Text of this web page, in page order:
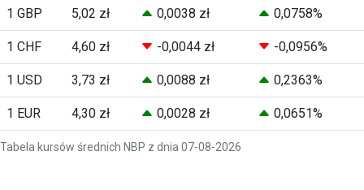
Tabela kursów średnich NBP z dnia 07-08-2026
1 GBP 5,02 zł 0,0038 zł 0,0758%
1 CHF 4,60 zł -0,0044 zł -0,0956%
1 USD 3,73 zł 0,0088 zł 0,2363%
1 EUR 4,30 zł 0,0028 zł 0,0651%